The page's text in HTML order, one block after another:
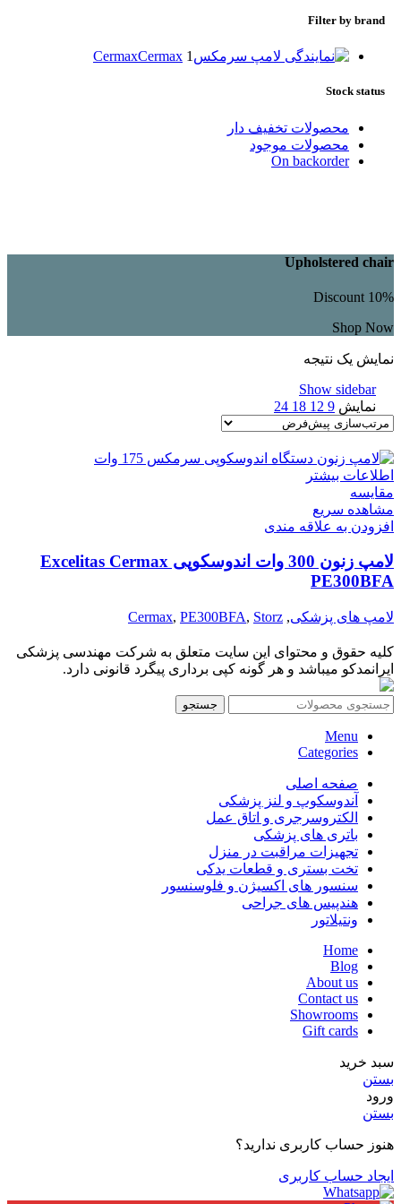
Filter by brand
CermaxCermax 1
Stock status
محصولات تخفیف دار
محصولات موجود
On backorder
Upholstered chair
Discount 10%
Shop Now
نمایش یک نتیجه
Show sidebar
نمایش 9
12
18
24
اطلاعات بیشتر
مقایسه
مشاهده سریع
افزودن به علاقه مندی
لامپ زنون 300 وات اندوسکوپی Excelitas Cermax
PE300BFA
لامپ های پزشکی,
Cermax, PE300BFA, Storz
کلیه حقوق و محتوای این سایت متعلق به شرکت مهندسی پزشکی
ایرانمدکو میباشد و هر گونه کپی برداری پیگرد قانونی دارد.
جستجو
Menu
Categories
صفحه اصلی
آندوسکوپ و لنز پزشکی
الکتروسرجری و اتاق عمل
باتری های پزشکی
تجهیزات مراقبت در منزل
تخت بستری و قطعات یدکی
سنسور های اکسیژن و فلوسنسور
هندپیس های جراحی
ونتیلاتور
Home
Blog
About us
Contact us
Showrooms
Gift cards
سبد خرید
بستن
ورود
بستن
هنوز حساب کاربری ندارید؟
ایجاد حساب کاربری